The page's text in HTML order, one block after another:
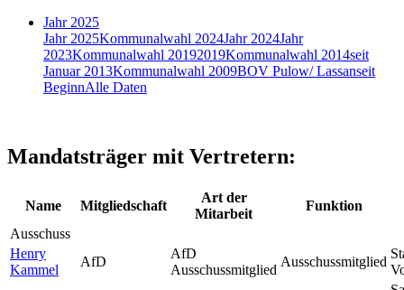
Jahr 2025
Jahr 2025Kommunalwahl 2024Jahr 2024Jahr
2023Kommunalwahl 20192019Kommunalwahl 2014seit
Januar 2013Kommunalwahl 2009BOV Pulow/ Lassanseit
BeginnAlle Daten
Mandatsträger mit Vertretern:
Name Mitgliedschaft
Art der
Mitarbeit
Funktion
Ausschuss
Henry
Kammel
AfD
AfD
Ausschussmitglied
Ausschussmitglied